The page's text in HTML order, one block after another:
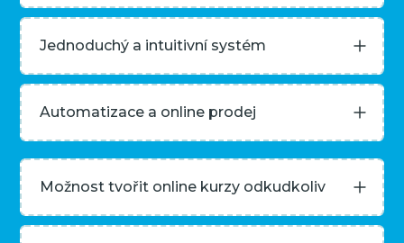
Jednoduchý a intuitivní systém
Automatizace a online prodej
Možnost tvořit online kurzy odkudkoliv